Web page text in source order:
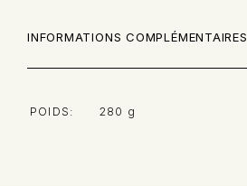
INFORMATIONS COMPLÉMENTAIRES
POIDS 280 g